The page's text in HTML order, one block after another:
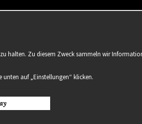
halten. Zu diesem Zweck sammeln wir
unten auf „Einstellungen“ klicken.